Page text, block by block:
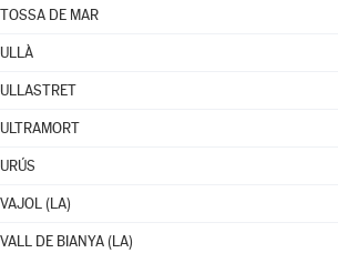
TOSSA DE MAR
ULLÀ
ULLASTRET
ULTRAMORT
URÚS
VAJOL (LA)
VALL DE BIANYA (LA)